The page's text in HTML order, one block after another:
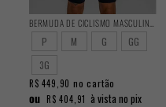
P M G
GG
3G
R$ 449,90 no cartão
ou R$ 404,91 à vista no pix